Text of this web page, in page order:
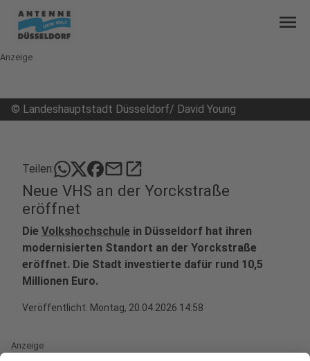
menu
Anzeige
© Landeshauptstadt Düsseldorf/ David Young
Teilen: mailopen_in_new
Neue VHS an der Yorckstraße
eröffnet
Die Volkshochschule in Düsseldorf hat ihren
modernisierten Standort an der Yorckstraße
eröffnet. Die Stadt investierte dafür rund 10,5
Millionen Euro.
Veröffentlicht: Montag, 20.04.2026 14:58
Anzeige